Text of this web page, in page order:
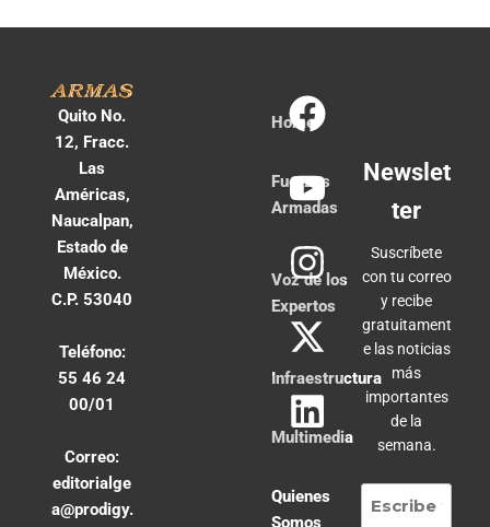
Quito No.
12, Fracc.
Las
Américas,
Naucalpan,
Estado de
México.
C.P. 53040
Teléfono:
55 46 24
00/01
Correo:
editorialge
a@prodigy.
Home
Fuerzas
Armadas
Voz de los
Expertos
Infraestructura
Multimedia
Quienes
Somos
Newslet
ter
Suscríbete
con tu correo
y recibe
gratuitament
e las noticias
más
importantes
de la
semana.